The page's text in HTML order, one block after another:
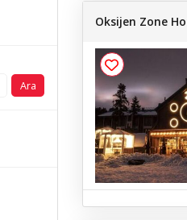
Ara
Oksijen Zone